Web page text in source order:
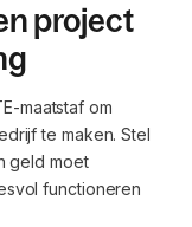
project
maatstaf om
te maken. Stel
geld moet
functioneren